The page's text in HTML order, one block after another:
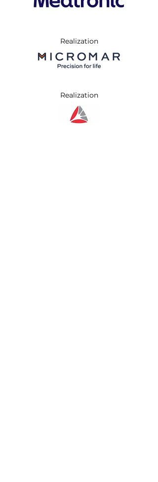
Realization
Realization